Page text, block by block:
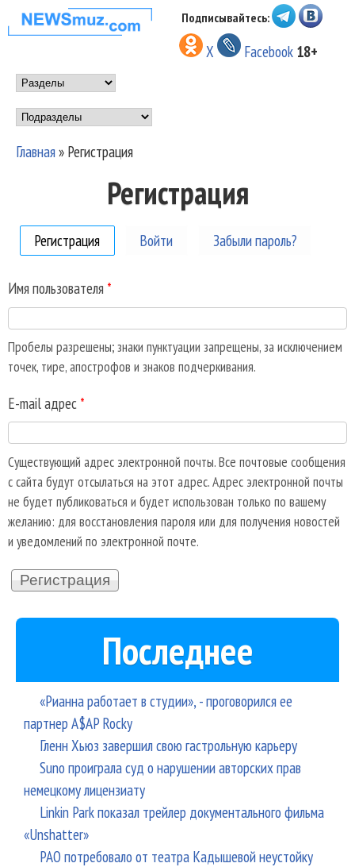
Перейти к основному
содержанию
НОВОСТИ
МУЗЫКИ И
ШОУ БИЗНЕСА
NEWSMUZ.COM
Подписывайтесь:
X Facebook 18+
Main menu
Подразделы
Главная» Регистрация
Регистрация
Регистрация (активная вкладка)
Войти Забыли пароль?
Имя пользователя *
Пробелы разрешены; знаки пунктуации запрещены, за исключением
точек, тире, апострофов и знаков подчеркивания.
E-mail адрес *
Существующий адрес электронной почты. Все почтовые сообщения
с сайта будут отсылаться на этот адрес. Адрес электронной почты
не будет публиковаться и будет использован только по вашему
желанию: для восстановления пароля или для получения новостей
и уведомлений по электронной почте.
Последнее
«Рианна работает в студии», - проговорился ее
партнер A$AP Rocky
Гленн Хьюз завершил свою гастрольную карьеру
Suno проиграла суд о нарушении авторских прав
немецкому лицензиату
Linkin Park показал трейлер документального фильма
«Unshatter»
РАО потребовало от театра Кадышевой неустойку